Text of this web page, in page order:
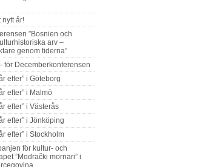
nytt år!
”Bosnien och
arv –
genom tiderna”
för Decemberkonferensen
efter” i Göteborg
efter” i Malmö
efter” i Västerås
efter” i Jönköping
efter” i Stockholm
för kultur- och
”Modrački mornari” i